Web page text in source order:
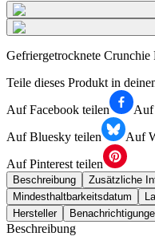
Gefriergetrocknete Crunchie
Teile dieses Produkt in
Auf Facebook teilen
Auf
Auf Bluesky teilen
Auf
Auf Pinterest teilen
Beschreibung Zusätzliche
Mindesthaltbarkeitsdatum
Hersteller
Beschreibung